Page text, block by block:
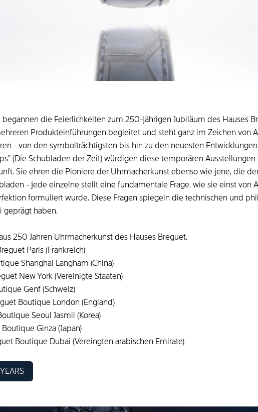
die Feierlichkeiten zum 250-jährigen Jubiläum des Hauses
Produkteinführungen begleitet und steht ganz im Zeichen von
- von den symbolträchtigsten bis hin zu den neuesten Entwicklungen.
(Die Schubladen der Zeit) würdigen diese temporären
Sie ehren die Pioniere der Uhrmacherkunst ebenso wie jene, die
- jede einzelne stellt eine fundamentale Frage, wie sie einst von
formuliert wurde. Diese Fragen spiegeln die technischen und
geprägt haben.
250 Jahren Uhrmacherkunst des Hauses Breguet.
Paris (Frankreich)
Shanghai Langham (China)
New York (Vereinigte Staaten)
Genf (Schweiz)
Boutique London (England)
Seoul Jasmil (Korea)
Ginza (Japan)
Boutique Dubai (Vereingten arabischen Emirate)